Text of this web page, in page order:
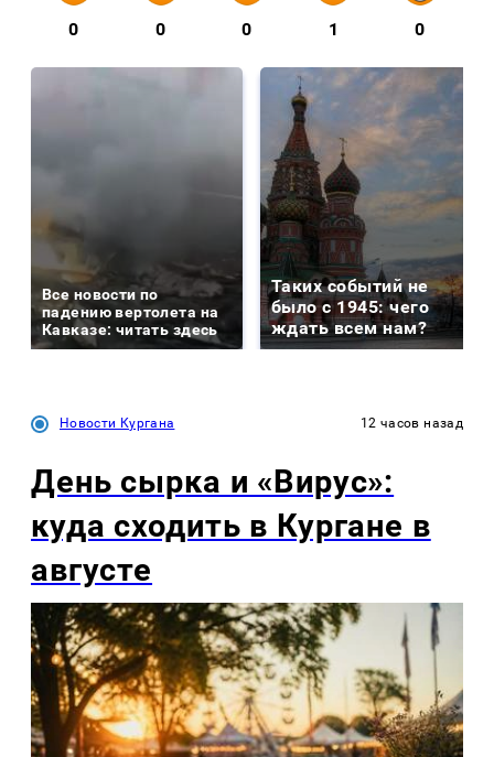
0 0 0 1 0
Все новости по
падению вертолета на
Кавказе: читать здесь
Таких событий не
было с 1945: чего
ждать всем нам?
Новости Кургана 12 часов назад
День сырка и «Вирус»:
куда сходить в Кургане в
августе